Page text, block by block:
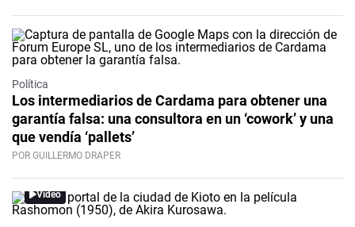
Política
Los intermediarios de Cardama para obtener una
garantía falsa: una consultora en un ‘cowork’ y una
que vendía ‘pallets’
POR GUILLERMO DRAPER
Video